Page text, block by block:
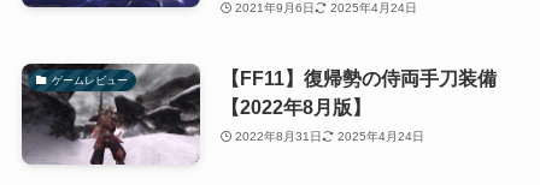
2021年9月6日 2025年4月24日
ゲームレビュー
【FF11】復帰勢の侍両手刀装備
【2022年8月版】
2022年8月31日 2025年4月24日